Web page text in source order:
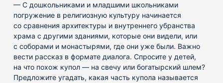
— С дошкольниками и младшими школьниками
погружение в религиозную культуру начинается
со сравнения архитектуры и внутреннего убранства
храма с другими зданиями, которые они видели, или
с соборами и монастырями, где они уже были. Важно
вести рассказ в формате диалога. Спросите у детей,
на что похож купол — на свечу или богатырский шлем?
Предложите угадать, какая часть купола называется